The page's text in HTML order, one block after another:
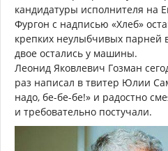
кандидатуры исполнителя на
Фургон с надписью «Хлеб»
крепких неулыбчивых парней
двое остались у машины.
Леонид Яковлевич Гозман
раз написал в твитер Юлии
надо, бе-бе-бе!» и радостно
и требовательно постучали.